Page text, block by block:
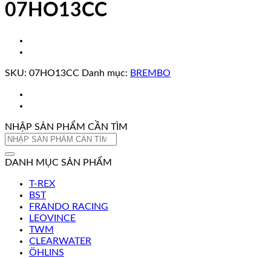
07HO13CC
SKU: 07HO13CC Danh mục: BREMBO
NHẬP SẢN PHẨM CẦN TÌM
Tìm
DANH MỤC SẢN PHẨM
T-REX
BST
FRANDO RACING
LEOVINCE
TWM
CLEARWATER
ÖHLINS